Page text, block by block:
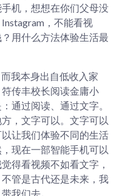
机，想想在你们父母没
，不能看视
用什么方法体验生活最
我本身出自低收入家
传丰校长阅读金庸小
通过阅读、通过文字。
，文字可以。文字可以
让我们体验不同的生活
现在一部智能手机可以
得看视频不如看文字，
管是古代还是未来，我
我们去。